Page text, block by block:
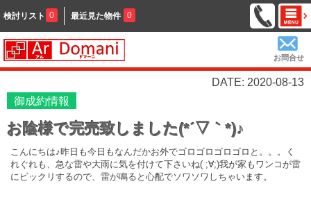
検討リスト 0 最近見た物件 0
お問合せ
DATE: 2020-08-13
御成約情報
お陰様で完売致しました(*´▽｀*)♪
こんにちは♪昨日も今日もなんだかお外でゴロゴロゴロゴロと。。。く
れぐれも、急な雷や大雨に気を付けて下さいね( ;∀;)我が家もワンコが雷
にビックリするので、雷が鳴ると心配でソワソワしちゃいます。